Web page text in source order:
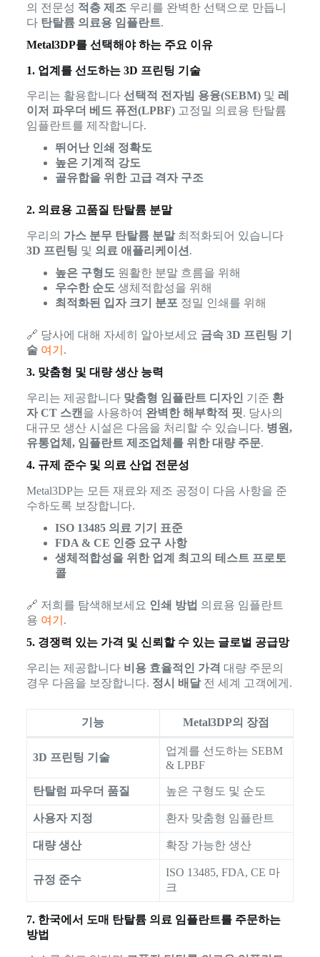
의 전문성 적층 제조 우리를 완벽한 선택으로 만듭니
다 탄탈륨 의료용 임플란트.
Metal3DP를 선택해야 하는 주요 이유
1. 업계를 선도하는 3D 프린팅 기술
우리는 활용합니다 선택적 전자빔 용융(SEBM)및 레
이저 파우더 베드 퓨전(LPBF)고정밀 의료용 탄탈륨
임플란트를 제작합니다.
뛰어난 인쇄 정확도
높은 기계적 강도
골유합을 위한 고급 격자 구조
2. 의료용 고품질 탄탈륨 분말
우리의 가스 분무 탄탈륨 분말최적화되어 있습니다
3D 프린팅 및 의료 애플리케이션 .
높은 구형도 원활한 분말 흐름을 위해
우수한 순도 생체적합성을 위해
최적화된 입자 크기 분포 정밀 인쇄를 위해
🔗 당사에 대해 자세히 알아보세요 금속 3D 프린팅 기
술 여기 .
3. 맞춤형 및 대량 생산 능력
우리는 제공합니다 맞춤형 임플란트 디자인 기준 환
자 CT 스캔 을 사용하여 완벽한 해부학적 핏. 당사의
대규모 생산 시설은 다음을 처리할 수 있습니다. 병원,
유통업체, 임플란트 제조업체를 위한 대량 주문.
4. 규제 준수 및 의료 산업 전문성
Metal3DP는 모든 재료와 제조 공정이 다음 사항을 준
수하도록 보장합니다.
ISO 13485 의료 기기 표준
FDA & CE 인증 요구 사항
생체적합성을 위한 업계 최고의 테스트 프로토
콜
🔗 저희를 탐색해보세요 인쇄 방법 의료용 임플란트
용 여기 .
5. 경쟁력 있는 가격 및 신뢰할 수 있는 글로벌 공급망
우리는 제공합니다 비용 효율적인 가격 대량 주문의
경우 다음을 보장합니다. 정시 배달전 세계 고객에게.
기능 Metal3DP의 장점
3D 프린팅 기술
업계를 선도하는 SEBM
& LPBF
탄탈럼 파우더 품질 높은 구형도 및 순도
사용자 지정 환자 맞춤형 임플란트
대량 생산 확장 가능한 생산
규정 준수
ISO 13485, FDA, CE 마
크
7. 한국에서 도매 탄탈륨 의료 임플란트를 주문하는
방법